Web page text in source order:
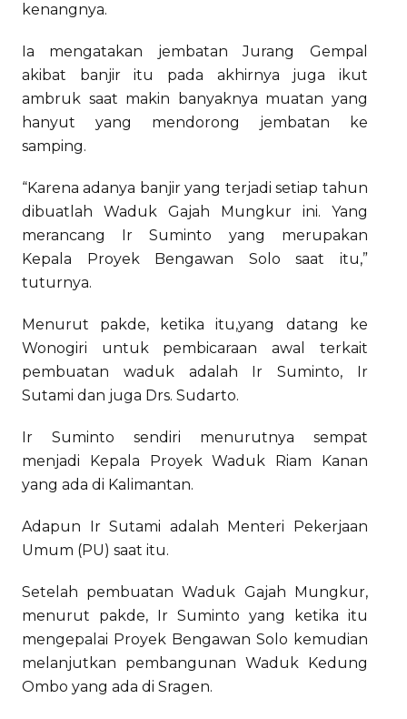
kenangnya.
Ia mengatakan jembatan Jurang Gempal
akibat banjir itu pada akhirnya juga ikut
ambruk saat makin banyaknya muatan yang
hanyut yang mendorong jembatan ke
samping.
“Karena adanya banjir yang terjadi setiap tahun
dibuatlah Waduk Gajah Mungkur ini. Yang
merancang Ir Suminto yang merupakan
Kepala Proyek Bengawan Solo saat itu,”
tuturnya.
Menurut pakde, ketika itu,yang datang ke
Wonogiri untuk pembicaraan awal terkait
pembuatan waduk adalah Ir Suminto, Ir
Sutami dan juga Drs. Sudarto.
Ir Suminto sendiri menurutnya sempat
menjadi Kepala Proyek Waduk Riam Kanan
yang ada di Kalimantan.
Adapun Ir Sutami adalah Menteri Pekerjaan
Umum (PU) saat itu.
Setelah pembuatan Waduk Gajah Mungkur,
menurut pakde, Ir Suminto yang ketika itu
mengepalai Proyek Bengawan Solo kemudian
melanjutkan pembangunan Waduk Kedung
Ombo yang ada di Sragen.